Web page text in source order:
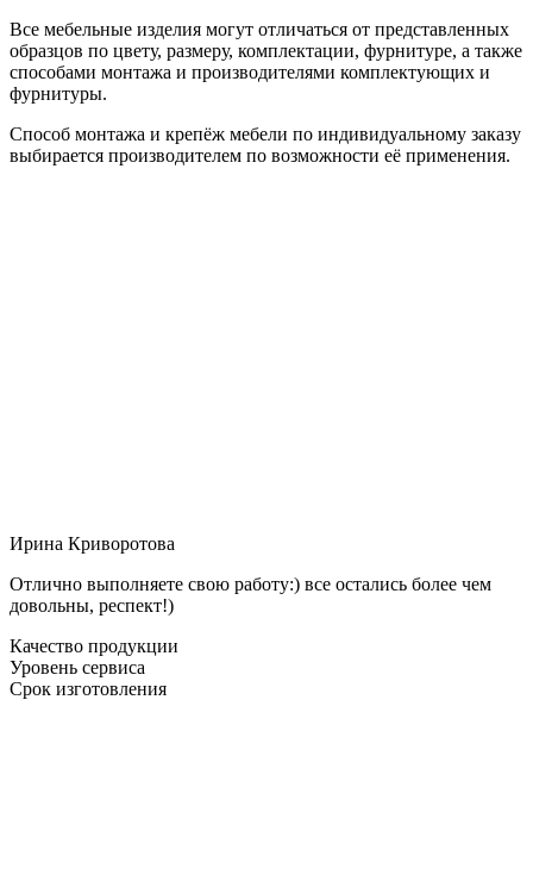
Все мебельные изделия могут отличаться от представленных
образцов по цвету, размеру, комплектации, фурнитуре, а также
способами монтажа и производителями комплектующих и
фурнитуры.
Способ монтажа и крепёж мебели по индивидуальному заказу
выбирается производителем по возможности её применения.
Ирина Криворотова
Отлично выполняете свою работу:) все остались более чем
довольны, респект!)
Качество продукции
Уровень сервиса
Срок изготовления